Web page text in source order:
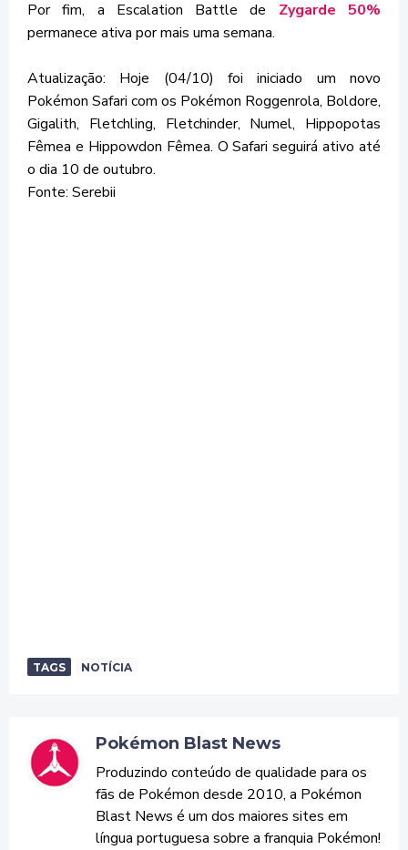
Por fim, a Escalation Battle de Zygarde 50%
permanece ativa por mais uma semana.
Atualização: Hoje (04/10) foi iniciado um novo
Pokémon Safari com os Pokémon Roggenrola, Boldore,
Gigalith, Fletchling, Fletchinder, Numel, Hippopotas
Fêmea e Hippowdon Fêmea. O Safari seguirá ativo até
o dia 10 de outubro.
Fonte: Serebii
TAGS NOTÍCIA
Pokémon Blast News
Produzindo conteúdo de qualidade para os
fãs de Pokémon desde 2010, a Pokémon
Blast News é um dos maiores sites em
língua portuguesa sobre a franquia Pokémon!